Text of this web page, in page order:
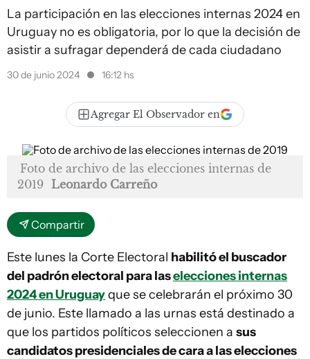
La participación en las elecciones internas 2024 en
Uruguay no es obligatoria, por lo que la decisión de
asistir a sufragar dependerá de cada ciudadano
30 de junio 2024 16:12 hs
Agregar El Observador en
Foto de archivo de las elecciones internas de
2019 Leonardo Carreño
Compartir
Este lunes la Corte Electoral habilitó el buscador
del padrón electoral para laselecciones internas
2024 en Uruguayque se celebrarán el próximo 30
de junio. Este llamado a las urnas está destinado a
que los partidos políticos seleccionen a sus
candidatos presidenciales de cara a las elecciones